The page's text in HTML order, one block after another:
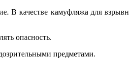
В качестве камуфляжа для
опасность.
предметами.